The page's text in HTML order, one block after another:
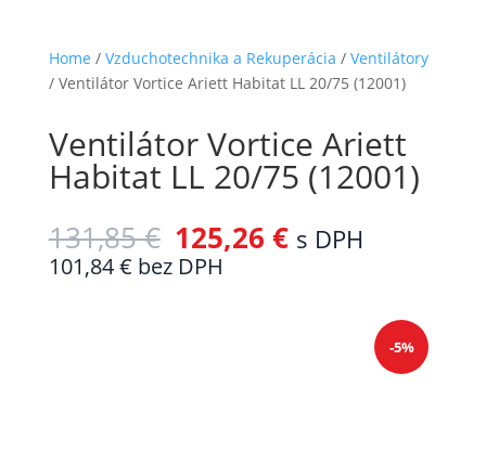
Home / Vzduchotechnika a Rekuperácia / Ventilátory
/ Ventilátor Vortice Ariett Habitat LL 20/75 (12001)
Ventilátor Vortice Ariett
Habitat LL 20/75 (12001)
131,85€ 125,26 € s DPH
101,84€ bez DPH
-5%